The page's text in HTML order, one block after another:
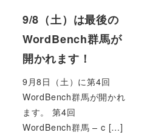
9/8（土）は最後の
WordBench群馬が
開かれます！
9月8日（土）に第4回
WordBench群馬が開かれ
ます。 第4回
WordBench群馬 – c […]